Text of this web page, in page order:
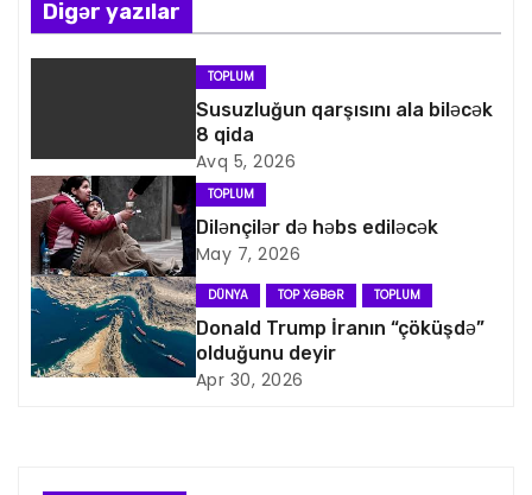
n
a
i
q
a
s
i
Digər yazılar
TOPLUM
Susuzluğun qarşısını ala biləcək
8 qida
Avq 5, 2026
TOPLUM
Dilənçilər də həbs ediləcək
May 7, 2026
DÜNYA TOP XƏBƏR TOPLUM
Donald Trump İranın “çöküşdə”
olduğunu deyir
Apr 30, 2026